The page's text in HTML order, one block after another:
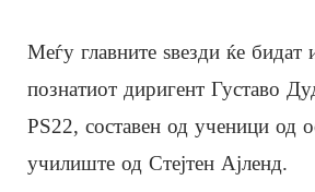
Меѓу главните ѕвезди ќе бидат
познатиот диригент Густаво
PS22, составен од ученици од
училиште од Стејтен Ајленд.